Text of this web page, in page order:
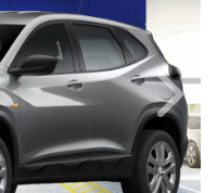
Next